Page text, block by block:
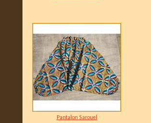
Pantalon Sarouel